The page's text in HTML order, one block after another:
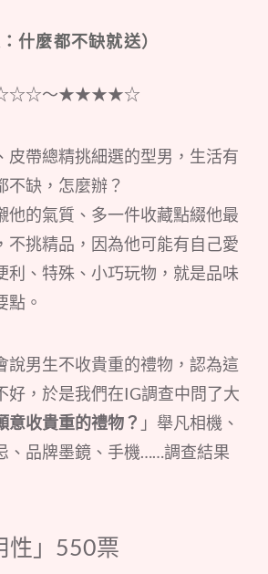
什麼都不缺就送）
～★★★★☆
皮帶總精挑細選的型男，生活有
不缺，怎麼辦？
他的氣質、多一件收藏點綴他最
不挑精品，因為他可能有自己愛
利、特殊、小巧玩物，就是品味
點。
說男生不收貴重的禮物，認為這
好，於是我們在IG調查中問了大
意收貴重的禮物？ 」舉凡相機、
、品牌墨鏡、手機……調查結果
性」550票